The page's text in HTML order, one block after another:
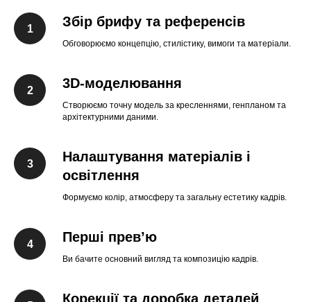
Збір брифу та референсів
Обговорюємо концепцію, стилістику, вимоги та матеріали.
3D-моделювання
Створюємо точну модель за кресленнями, генпланом та
архітектурними даними.
Налаштування матеріалів і
освітлення
Формуємо колір, атмосферу та загальну естетику кадрів.
Перші прев’ю
Ви бачите основний вигляд та композицію кадрів.
Корекції та доробка деталей